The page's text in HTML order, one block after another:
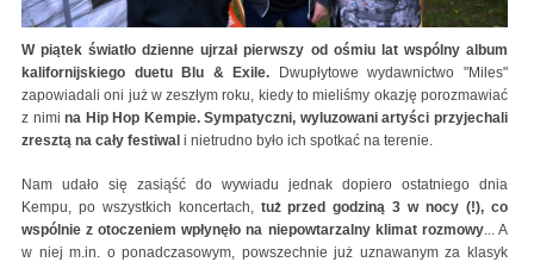
W piątek światło dzienne ujrzał pierwszy od ośmiu lat wspólny album
kalifornijskiego duetu Blu & Exile. Dwupłytowe wydawnictwo "Miles"
zapowiadali oni już w zeszłym roku, kiedy to mieliśmy okazję porozmawiać
z nimina Hip Hop Kempie. Sympatyczni, wyluzowani artyści przyjechali
zresztą na cały festiwal i nietrudno było ich spotkać na terenie.
Nam udało się zasiąść do wywiadu jednak dopiero ostatniego dnia
Kempu, po wszystkich koncertach,
tuż przed godziną 3 w nocy (!), co
wspólnie z otoczeniem wpłynęło na niepowtarzalny klimat rozmowy... A
w niej m.in. o ponadczasowym, powszechnie już uznawanym za klasyk